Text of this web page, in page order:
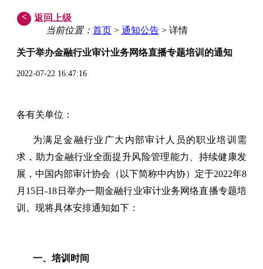
<
返回上级
当前位置： 首页 > 通知公告 > 详情
关于举办金融行业审计业务网络直播专题培训的通知
2022-07-22 16:47:16
各有关单位：
为满足金融行业广大内部审计人员的职业培训需
求，助力金融行业全面提升风险管理能力、持续健康发
展，中国内部审计协会（以下简称中内协）定于2022年8
月15日-18日举办一期金融行业审计业务网络直播专题培
训。现将具体安排通知如下：
一、培训时间